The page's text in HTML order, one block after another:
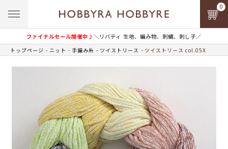
ファイナルセール開催中♪＼リバティ 生地、編み物、刺繍、刺し子／
0
トップページ ニット 手編み糸 ツイストリース ツイストリース col.05X